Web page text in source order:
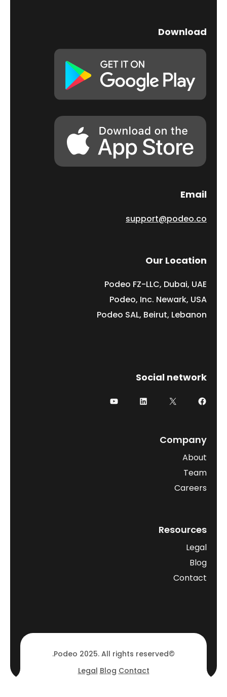
Download
Email
support@podeo.co
Our Location
Podeo FZ-LLC, Dubai, UAE
Podeo, Inc. Newark, USA
Podeo SAL, Beirut, Lebanon
Social network
فيسبوك
إكس لينكد إن يوتيوب
Company
About
Team
Careers
Resources
Legal
Blog
Contact
©Podeo 2025. All rights reserved.
Legal Blog Contact